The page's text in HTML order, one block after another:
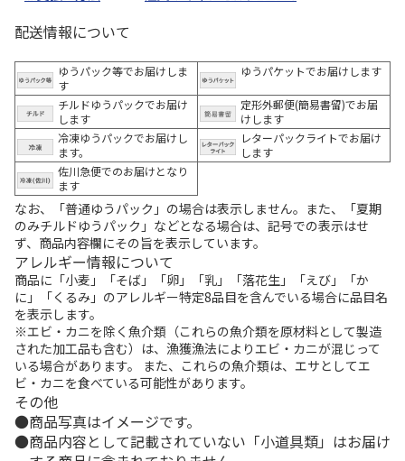
配送情報について
ゆうパック等でお届けしま
す
ゆうパケットでお届けします
チルドゆうパックでお届け
します
定形外郵便(簡易書留)でお届
けします
冷凍ゆうパックでお届けし
ます。
レターパックライトでお届け
します
佐川急便でのお届けとなり
ます
なお、「普通ゆうパック」の場合は表示しません。また、「夏期
のみチルドゆうパック」などとなる場合は、記号での表示はせ
ず、商品内容欄にその旨を表示しています。
アレルギー情報について
商品に「小麦」「そば」「卵」「乳」「落花生」「えび」「か
に」「くるみ」のアレルギー特定8品目を含んでいる場合に品目名
を表示します。
※エビ・カニを除く魚介類（これらの魚介類を原材料として製造
された加工品も含む）は、漁獲漁法によりエビ・カニが混じって
いる場合があります。 また、これらの魚介類は、エサとしてエ
ビ・カニを食べている可能性があります。
その他
商品写真はイメージです。
商品内容として記載されていない「小道具類」はお届け